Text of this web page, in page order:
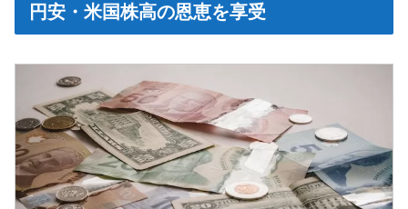
円安・米国株高の恩恵を享受